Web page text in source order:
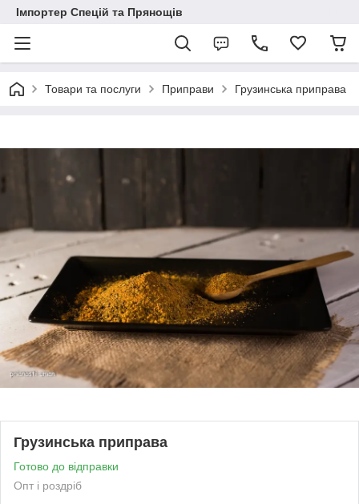
Імпортер Спецій та Прянощів
Товари та послуги Приправи Грузинська приправа
Грузинська приправа
Готово до відправки
Опт і роздріб